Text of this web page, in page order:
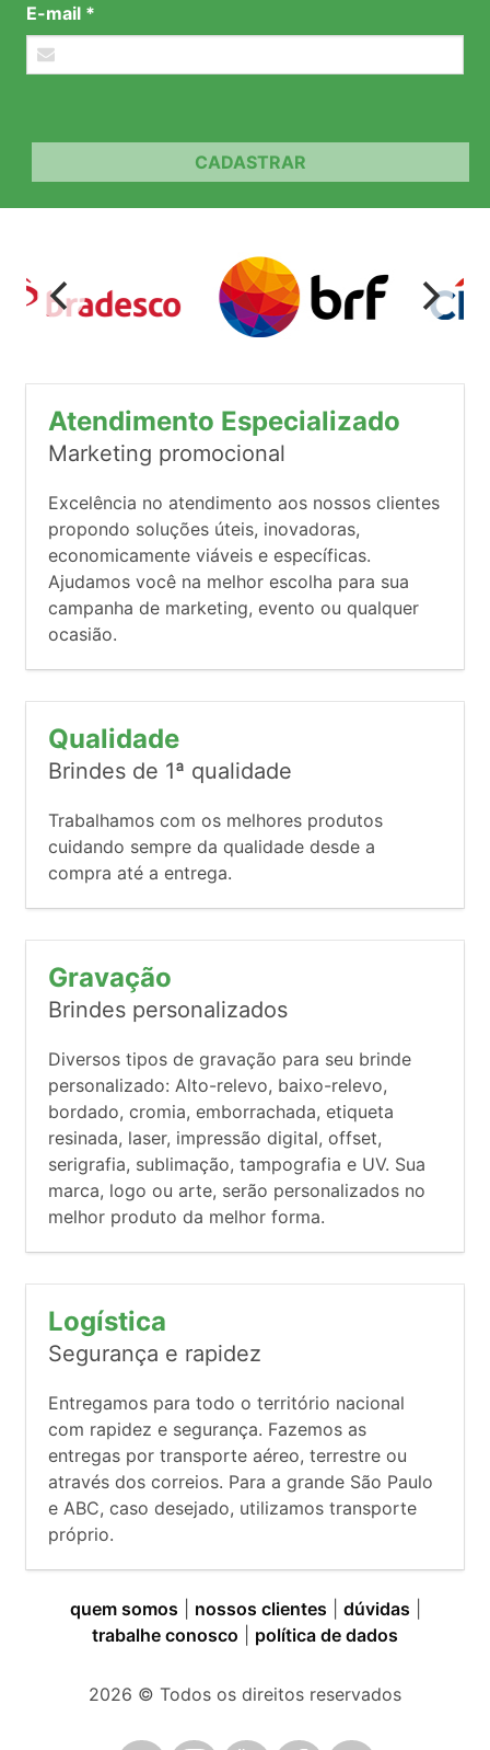
E-mail *
CADASTRAR
Atendimento Especializado
Marketing promocional
Excelência no atendimento aos nossos clientes
propondo soluções úteis, inovadoras,
economicamente viáveis e específicas.
Ajudamos você na melhor escolha para sua
campanha de marketing, evento ou qualquer
ocasião.
Qualidade
Brindes de 1ª qualidade
Trabalhamos com os melhores produtos
cuidando sempre da qualidade desde a
compra até a entrega.
Gravação
Brindes personalizados
Diversos tipos de gravação para seu brinde
personalizado: Alto-relevo, baixo-relevo,
bordado, cromia, emborrachada, etiqueta
resinada, laser, impressão digital, offset,
serigrafia, sublimação, tampografia e UV. Sua
marca, logo ou arte, serão personalizados no
melhor produto da melhor forma.
Logística
Segurança e rapidez
Entregamos para todo o território nacional
com rapidez e segurança. Fazemos as
entregas por transporte aéreo, terrestre ou
através dos correios. Para a grande São Paulo
e ABC, caso desejado, utilizamos transporte
próprio.
quem somos nossos clientes dúvidas
trabalhe conosco
política de dados
2026 © Todos os direitos reservados